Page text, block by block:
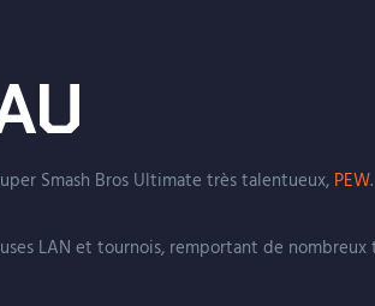
Smash Bros Ultimate très talentueux, PEW.
LAN et tournois, remportant de